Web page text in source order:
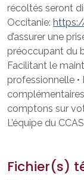
récoltés seront
Occitanie:
d’assurer une
préoccupant du
Facilitant le
professionnelle
comptons sur
L’équipe du
Fichier(s)